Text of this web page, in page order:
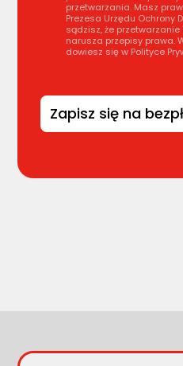
przetwarzania. Masz
Prezesa Urzędu Ochrony
sądzisz, że
narusza przepisy prawa.
dowiesz się w Polityce